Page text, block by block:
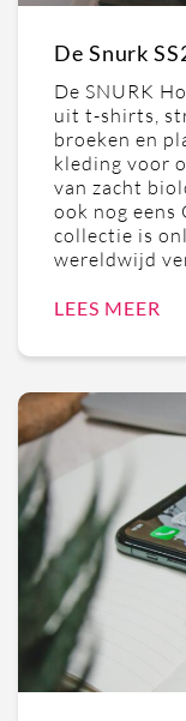
De Snurk
De SNURK
uit t-shirts,
broeken en
kleding voor
van zacht
ook nog eens
collectie is
wereldwijd
LEES MEER